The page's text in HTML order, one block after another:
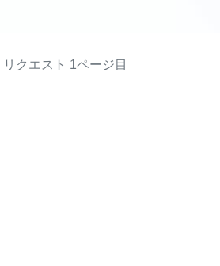
リクエスト 1ページ目